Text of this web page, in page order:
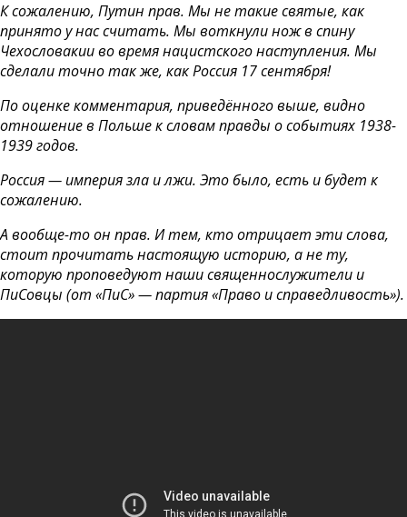
К сожалению, Путин прав. Мы не такие святые, как
принято у нас считать. Мы воткнули нож в спину
Чехословакии во время нацистского наступления. Мы
сделали точно так же, как Россия 17 сентября!
По оценке комментария, приведённого выше, видно
отношение в Польше к словам правды о событиях 1938-
1939 годов.
Россия — империя зла и лжи. Это было, есть и будет к
сожалению.
А вообще-то он прав. И тем, кто отрицает эти слова,
стоит прочитать настоящую историю, а не ту,
которую проповедуют наши священнослужители и
ПиСовцы (от «ПиС» — партия «Право и справедливость»).